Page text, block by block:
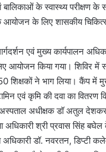
बालिकाओं के स्वास्थ्य परीक्षण
के लिए शासकीय चिकित्सा
एवं मुख्य कार्यपालन
आयोजन किया गया। शिविर में
शिक्षकों ने भाग लिया। कैंप में
एवं कृमि की दवा का वितरण
अस्पताल अधीक्षक डॉ अतुल
अधिकारी श्री प्रवास सिंह
डॉ. नवरतन, डिप्टी